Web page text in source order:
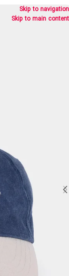
Skip to navigation
Skip to main content